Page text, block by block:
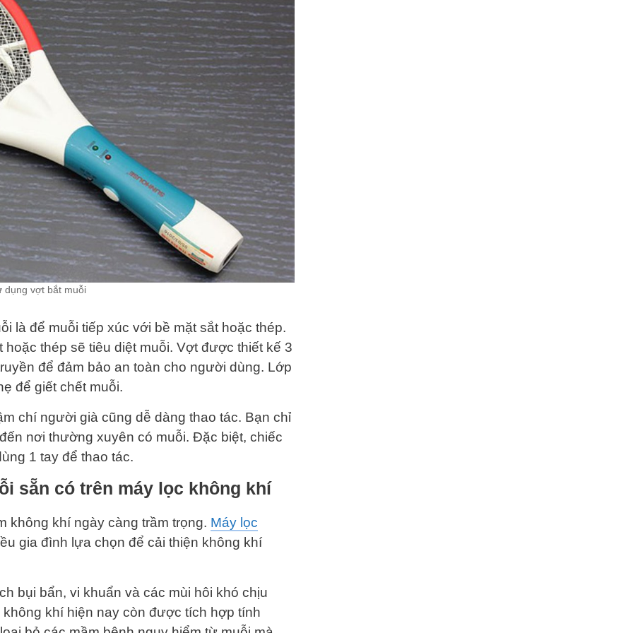
dụng vợt bắt muỗi
là để muỗi tiếp xúc với bề mặt sắt hoặc thép.
thép sẽ tiêu diệt muỗi. Vợt được thiết kế 3
để đảm bảo an toàn cho người dùng. Lớp
để giết chết muỗi.
chí người già cũng dễ dàng thao tác. Bạn chỉ
nơi thường xuyên có muỗi. Đặc biệt, chiếc
1 tay để thao tác.
sẵn có trên máy lọc không khí
không khí ngày càng trầm trọng. Máy lọc
gia đình lựa chọn để cải thiện không khí
bụi bẩn, vi khuẩn và các mùi hôi khó chịu
khí hiện nay còn được tích hợp tính